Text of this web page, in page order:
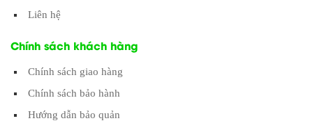
Liên hệ
Chính sách khách hàng
Chính sách giao hàng
Chính sách bảo hành
Hướng dẫn bảo quản